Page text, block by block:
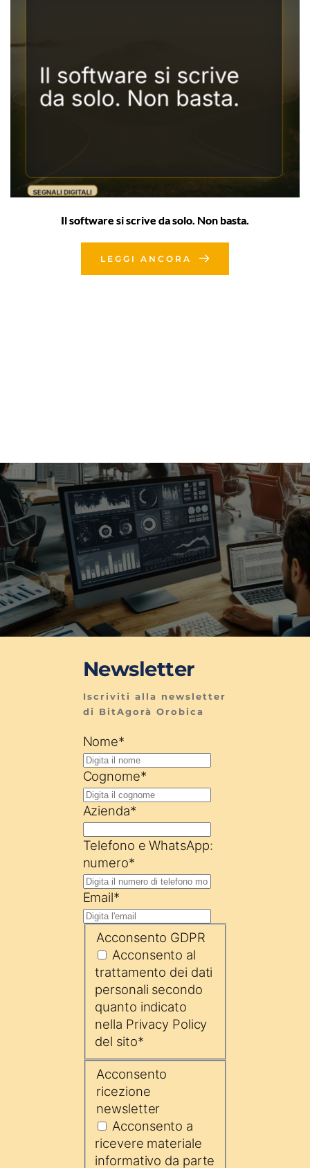
Il software si scrive da solo. Non basta.
LEGGI ANCORA
Newsletter
Iscriviti alla newsletter
di BitAgorà Orobica
Nome*
Cognome*
Azienda*
Telefono e WhatsApp:
numero*
Email*
Acconsento GDPR
Acconsento al
trattamento dei dati
personali secondo
quanto indicato
nella Privacy Policy
del sito*
Acconsento
ricezione
newsletter
Acconsento a
ricevere materiale
informativo da parte